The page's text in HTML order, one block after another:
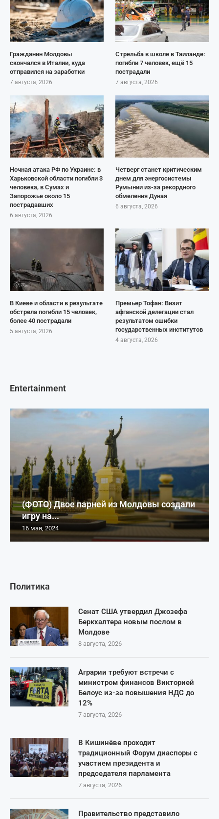
Политика
Сенат США утвердил Джозефа
Беркхалтера новым послом в
Молдове
8 августа, 2026
Аграрии требуют встречи с
министром финансов Викторией
Белоус из-за повышения НДС до
12%
7 августа, 2026
В Кишинёве проходит
традиционный Форум диаспоры с
участием президента и
председателя парламента
7 августа, 2026
Правительство представило
Гражданин Молдовы
скончался в Италии, куда
отправился на заработки
7 августа, 2026
Стрельба в школе в Таиланде:
погибли 7 человек, ещё 15
пострадали
7 августа, 2026
Ночная атака РФ по Украине: в
Харьковской области погибли 3
человека, в Сумах и
Запорожье около 15
пострадавших
6 августа, 2026
Четверг станет критическим
днем для энергосистемы
Румынии из-за рекордного
обмеления Дуная
6 августа, 2026
В Киеве и области в результате
обстрела погибли 15 человек,
более 40 пострадали
5 августа, 2026
Премьер Тофан: Визит
афганской делегации стал
результатом ошибки
государственных институтов
4 августа, 2026
Entertainment
(ФОТО) Двое парней из Молдовы создали
игру на...
16 мая, 2024